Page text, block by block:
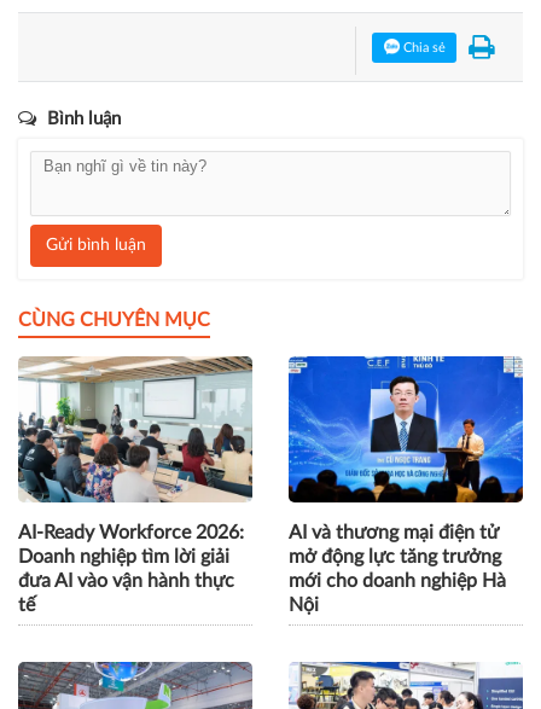
Chia sẻ
Bình luận
Gửi bình luận
CÙNG CHUYÊN MỤC
AI-Ready Workforce 2026:
Doanh nghiệp tìm lời giải
đưa AI vào vận hành thực
tế
AI và thương mại điện tử
mở động lực tăng trưởng
mới cho doanh nghiệp Hà
Nội